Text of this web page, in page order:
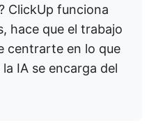
ClickUp funciona
hace que el trabajo
centrarte en lo que
IA se encarga del